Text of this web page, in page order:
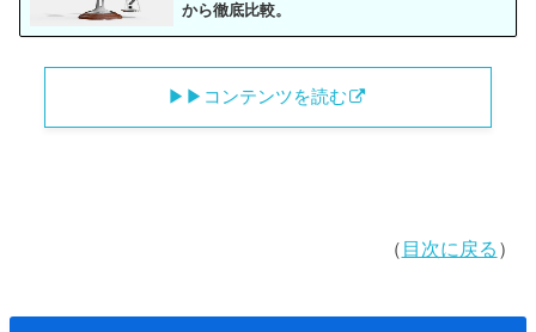
から徹底比較。
▶︎▶︎コンテンツを読む
（ 目次に戻る ）